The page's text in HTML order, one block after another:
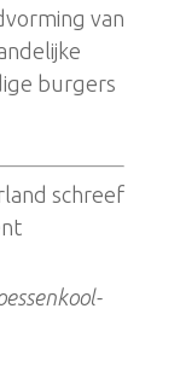
van
burgers
schreef